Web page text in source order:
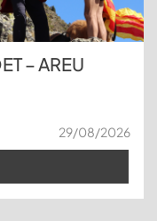
– AREU
29/08/2026